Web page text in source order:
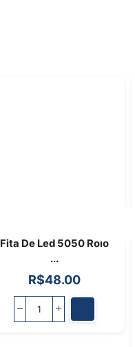
Fita De Led 5050 Rolo
...
R$48.00